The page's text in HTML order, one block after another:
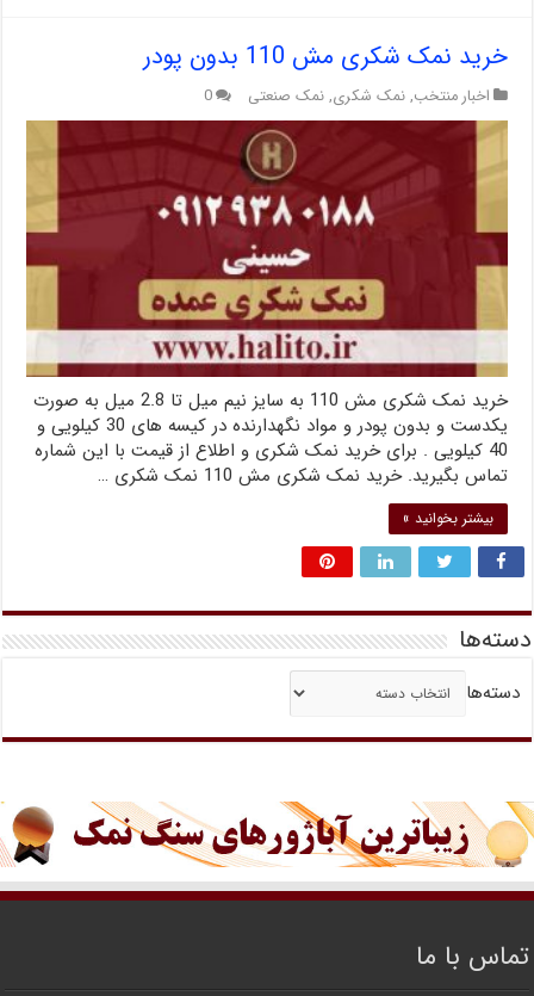
خرید نمک شکری مش 110 بدون پودر
اخبار منتخب, نمک شکری, نمک صنعتی 0
خرید نمک شکری مش 110 به سایز نیم میل تا 2.8 میل به صورت
یکدست و بدون پودر و مواد نگهدارنده در کیسه های 30 کیلویی و
40 کیلویی . برای خرید نمک شکری و اطلاع از قیمت با این شماره
تماس بگیرید. خرید نمک شکری مش 110 نمک شکری …
بیشتر بخوانید »
دسته‌ها
دسته‌ها
تماس با ما